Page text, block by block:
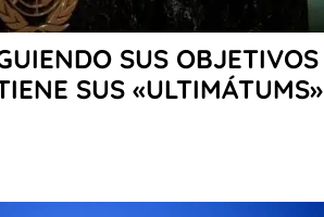
SUS OBJETIVOS
SUS «ULTIMÁTUMS»